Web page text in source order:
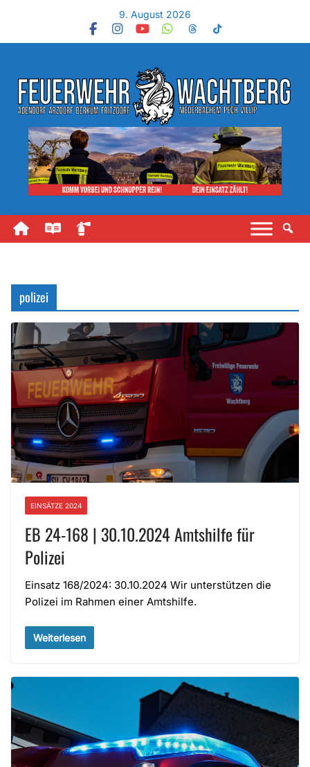
9. August 2026
polizei
EINSÄTZE 2024
EB 24-168 | 30.10.2024 Amtshilfe für
Polizei
Einsatz 168/2024: 30.10.2024 Wir unterstützen die
Polizei im Rahmen einer Amtshilfe.
Weiterlesen